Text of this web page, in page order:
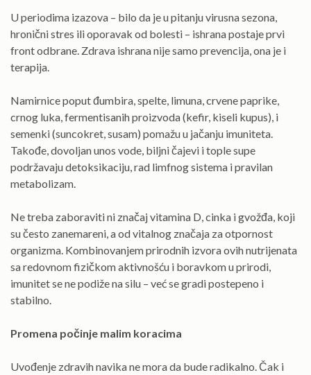
U periodima izazova – bilo da je u pitanju virusna sezona,
hronični stres ili oporavak od bolesti – ishrana postaje prvi
front odbrane. Zdrava ishrana nije samo prevencija, ona je i
terapija.
Namirnice poput đumbira, spelte, limuna, crvene paprike,
crnog luka, fermentisanih proizvoda (kefir, kiseli kupus), i
semenki (suncokret, susam) pomažu u jačanju imuniteta.
Takođe, dovoljan unos vode, biljni čajevi i tople supe
podržavaju detoksikaciju, rad limfnog sistema i pravilan
metabolizam.
Ne treba zaboraviti ni značaj vitamina D, cinka i gvožđa, koji
su često zanemareni, a od vitalnog značaja za otpornost
organizma. Kombinovanjem prirodnih izvora ovih nutrijenata
sa redovnom fizičkom aktivnošću i boravkom u prirodi,
imunitet se ne podiže na silu – već se gradi postepeno i
stabilno.
Promena počinje malim koracima
Uvođenje zdravih navika ne mora da bude radikalno. Čak i